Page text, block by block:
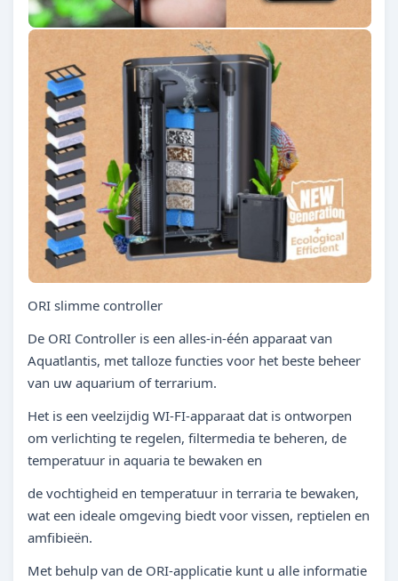
ORI slimme controller
De ORI Controller is een alles-in-één apparaat van
Aquatlantis, met talloze functies voor het beste beheer
van uw aquarium of terrarium.
Het is een veelzijdig WI-FI-apparaat dat is ontworpen
om verlichting te regelen, filtermedia te beheren, de
temperatuur in aquaria te bewaken en
de vochtigheid en temperatuur in terraria te bewaken,
wat een ideale omgeving biedt voor vissen, reptielen en
amfibieën.
Met behulp van de ORI-applicatie kunt u alle informatie